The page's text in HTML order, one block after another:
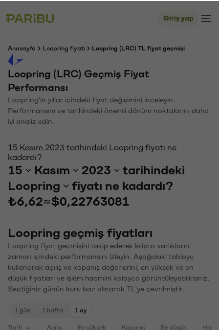
Giriş yap
Anasayfa Loopring fiyatı Loopring (LRC) TL fiyat geçmişi
Loopring (LRC) Geçmiş Fiyat
Performansı
Loopring'in yıllar içindeki fiyat değişimini inceleyin.
Performansını ve tarihindeki önemli dönüm noktalarını daha
iyi analiz edin.
15 Kasım 2023 tarihindeki Loopring fiyatı ne
kadardı?
15 Kasım 2023
tarihindeki
Loopring
fiyatı ne kadardı?
₺6,62≈$0,22763081
Loopring geçmiş fiyatları
Loopring fiyat geçmişini takip ederek kripto varlıkların
zaman içindeki performansını izleyin. Aşağıdaki tabloyu
kullanarak açılış ve kapanış değerlerini, en yüksek ve en
düşük fiyatları ve işlem hacmini kolayca görüntüleyebilirsiniz.
Seçtiğiniz günün kuru baz alınarak TL'ye çevrilmiştir.
1 gün 1 hafta 1 ay
Tarih Açılış En yüksek Kapanış En düşük